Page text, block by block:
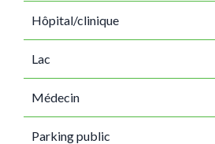
Hôpital/clinique
Lac
Médecin
Parking public